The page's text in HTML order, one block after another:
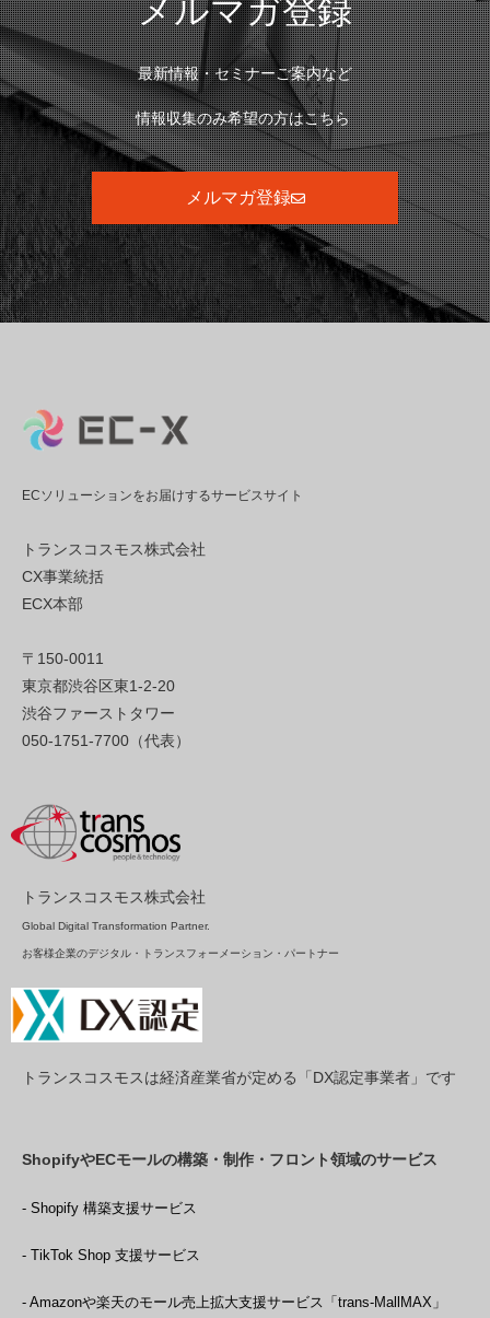
メルマガ登録
最新情報・セミナーご案内など
情報収集のみ希望の方はこちら
メルマガ登録
ECソリューションをお届けするサービスサイト
トランスコスモス株式会社
CX事業統括
ECX本部
〒150-0011
東京都渋谷区東1-2-20
渋谷ファーストタワー
050-1751-7700（代表）
トランスコスモス株式会社
Global Digital Transformation Partner.
お客様企業のデジタル・トランスフォーメーション・パートナー
トランスコスモスは経済産業省が定める「DX認定事業者」です
ShopifyやECモールの構築・制作・フロント領域のサービス
- Shopify 構築支援サービス
- TikTok Shop 支援サービス
- Amazonや楽天のモール売上拡大支援サービス「trans-MallMAX」